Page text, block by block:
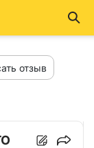
отзыв